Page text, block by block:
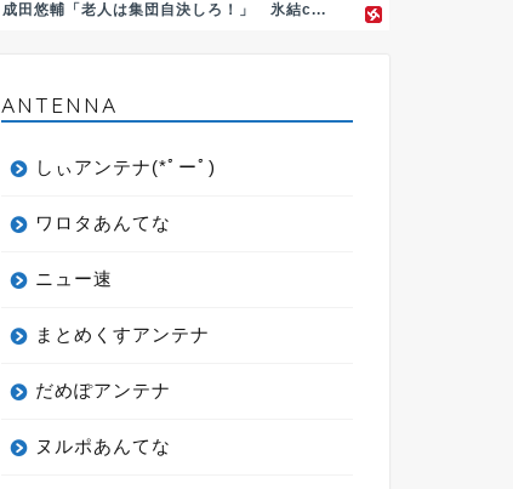
成田悠輔「老人は集団自決しろ！」 氷結c...
ANTENNA
しぃアンテナ(*ﾟーﾟ)
ワロタあんてな
ニュー速
まとめくすアンテナ
だめぽアンテナ
ヌルポあんてな